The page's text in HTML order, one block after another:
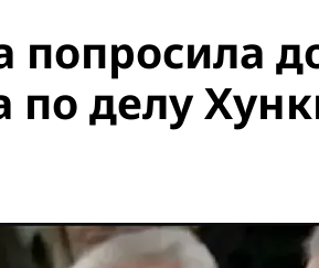
попросила
по делу